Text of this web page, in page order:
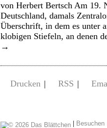
von Herbert Bertsch Am 19.
Deutschland, damals
Überschrift, in dem es unter
klobigen Stiefeln, an denen
→
Drucken | RSS |
|